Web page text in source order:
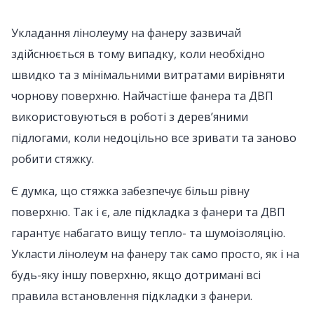
Укладання лінолеуму на фанеру зазвичай
здійснюється в тому випадку, коли необхідно
швидко та з мінімальними витратами вирівняти
чорнову поверхню. Найчастіше фанера та ДВП
використовуються в роботі з дерев’яними
підлогами, коли недоцільно все зривати та заново
робити стяжку.
Є думка, що стяжка забезпечує більш рівну
поверхню. Так і є, але підкладка з фанери та ДВП
гарантує набагато вищу тепло- та шумоізоляцію.
Укласти лінолеум на фанеру так само просто, як і на
будь-яку іншу поверхню, якщо дотримані всі
правила встановлення підкладки з фанери.